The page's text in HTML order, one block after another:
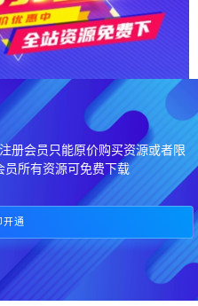
册会员只能原价购买资源或者限
员所有资源可免费下载
开通